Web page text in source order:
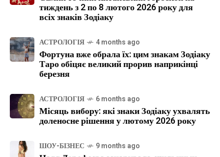
тиждень з 2 по 8 лютого 2026 року для
всіх знаків Зодіаку
АСТРОЛОГІЯ 4 months ago
Фортуна вже обрала їх: цим знакам Зодіаку
Таро обіцяє великий прорив наприкінці
березня
АСТРОЛОГІЯ 6 months ago
Місяць вибору: які знаки Зодіаку ухвалять
доленосне рішення у лютому 2026 року
ШОУ-БІЗНЕС 9 months ago